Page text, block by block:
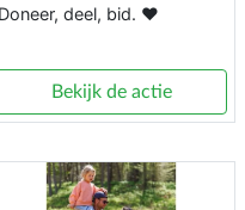
Doneer, deel, bid. ❤️
Bekijk de actie